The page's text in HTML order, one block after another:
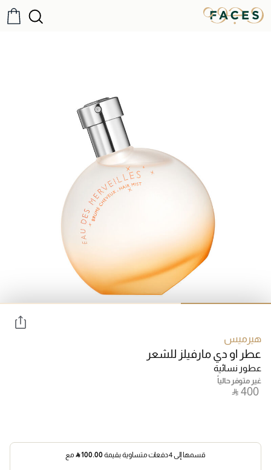
هيرميس
عطر او دي مارفيلز للشعر
عطور نسائية
غير متوفر حالياً
‎ ⃁ ⁦400⁩ ‎
قسمها إلى 4 دفعات متساوية بقيمة 100.00
⃁ مع